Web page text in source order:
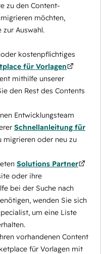
zu den Content-
möchten,
Auswahl.
kostenpflichtiges
für Vorlagen
mithilfe unserer
den Rest des Contents
Entwicklungsteam
Schnellanleitung für
migrieren oder neu zu
Solutions Partner
oder ihre
bei der Suche nach
wenden Sie sich
um eine Liste
vorhandenen Content
für Vorlagen mit